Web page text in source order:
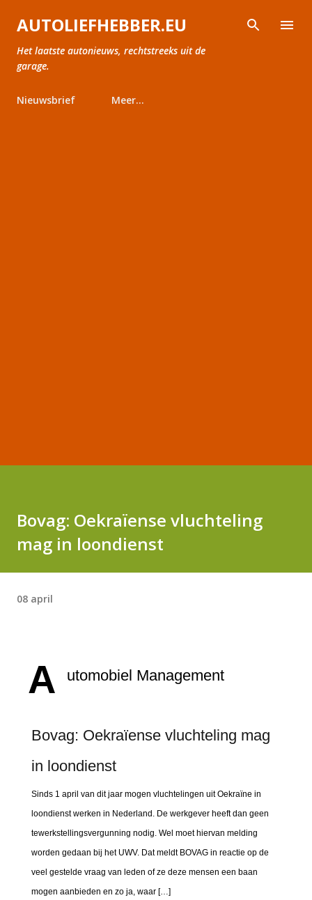
Doorgaan naar hoofdcontent
AUTOLIEFHEBBER.EU
Het laatste autonieuws, rechtstreeks uit de
garage.
Nieuwsbrief Meer…
Bovag: Oekraïense vluchteling
mag in loondienst
08 april
A utomobiel Management
Bovag: Oekraïense vluchteling mag
in loondienst
Sinds 1 april van dit jaar mogen vluchtelingen uit Oekraïne in
loondienst werken in Nederland. De werkgever heeft dan geen
tewerkstellingsvergunning nodig. Wel moet hiervan melding
worden gedaan bij het UWV. Dat meldt BOVAG in reactie op de
veel gestelde vraag van leden of ze deze mensen een baan
mogen aanbieden en zo ja, waar […]